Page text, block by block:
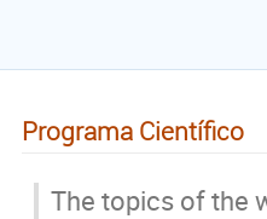
Programa Científico
The topics of the